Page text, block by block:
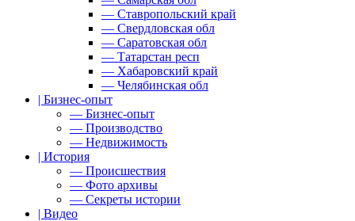
— Ставропольский край
— Свердловская обл
— Саратовская обл
— Татарстан респ
— Хабаровский край
— Челябинская обл
| Бизнес-опыт
— Бизнес-опыт
— Производство
— Недвижимость
| История
— Происшествия
— Фото архивы
— Секреты истории
| Видео